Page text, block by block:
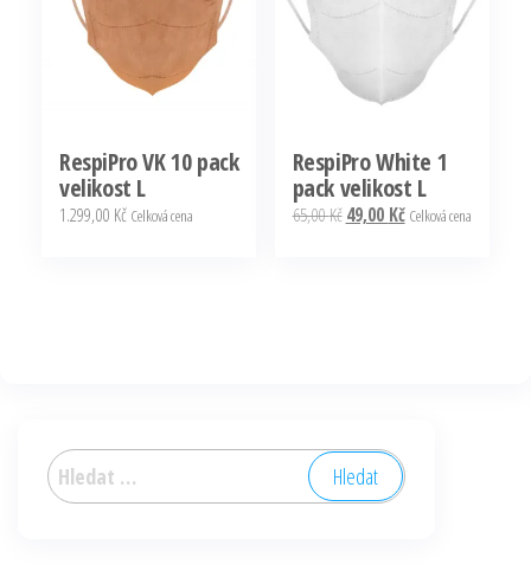
RespiPro VK 10 pack
velikost L
1.299,00 Kč Celková cena
RespiPro White 1
pack velikost L
65,00Kč Původní
49,00 KčAktuální
Celková cena
Vyhledávání